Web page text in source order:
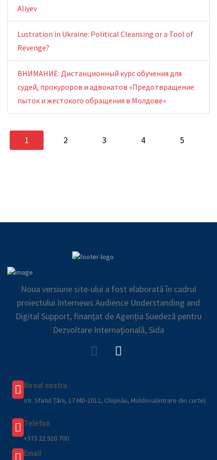
Aliyev
Lustration in Ukraine: Political Cleansing or a Tool of
Revenge?
ВНИМАНИЕ: Дистанционный курс обучения для
судей, прокуроров и адвокатов «Предотвращение
пыток и жестокого обращения в Молдове»
1 2 3 4 5
Noua versiune site-ului a fost elaborată în cadrul
proiectului Internews Audience Understanding and
Digital Support, finanţat de Agenția Suedeză pentru
Dezvoltare Internațională, Sida
Biroul nostru
str. Sfatul Țării, 17 MD-2012, Chișinău, Moldova(intrare din curte)
Telefon
+373 22 920 700
Email